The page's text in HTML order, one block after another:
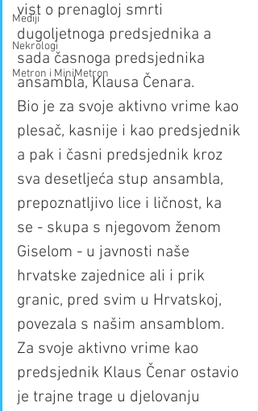
Mediji
Nekrologi
Metron i MiniMetron
vist o prenagloj smrti
dugoljetnoga predsjednika a
sada časnoga predsjednika
ansambla, Klausa Čenara.
Bio je za svoje aktivno vrime kao
plesač, kasnije i kao predsjednik
a pak i časni predsjednik kroz
sva desetljeća stup ansambla,
prepoznatljivo lice i ličnost, ka
se - skupa s njegovom ženom
Giselom - u javnosti naše
hrvatske zajednice ali i prik
granic, pred svim u Hrvatskoj,
povezala s našim ansamblom.
Za svoje aktivno vrime kao
predsjednik Klaus Čenar ostavio
je trajne trage u djelovanju